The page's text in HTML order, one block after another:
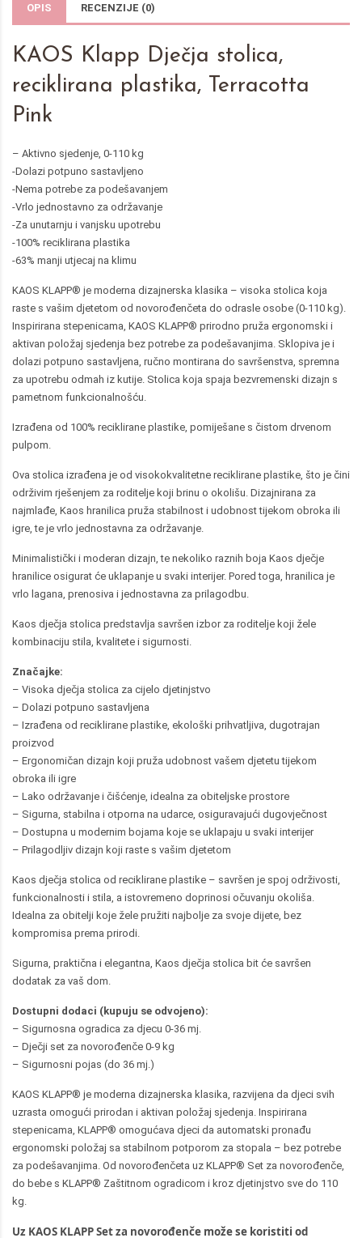
OPIS RECENZIJE (0)
KAOS Klapp Dječja stolica,
reciklirana plastika, Terracotta
Pink
– Aktivno sjedenje, 0-110 kg
-Dolazi potpuno sastavljeno
-Nema potrebe za podešavanjem
-Vrlo jednostavno za održavanje
-Za unutarnju i vanjsku upotrebu
-100% reciklirana plastika
-63% manji utjecaj na klimu
KAOS KLAPP® je moderna dizajnerska klasika – visoka stolica koja
raste s vašim djetetom od novorođenčeta do odrasle osobe (0-110 kg).
Inspirirana stepenicama, KAOS KLAPP® prirodno pruža ergonomski i
aktivan položaj sjedenja bez potrebe za podešavanjima. Sklopiva je i
dolazi potpuno sastavljena, ručno montirana do savršenstva, spremna
za upotrebu odmah iz kutije. Stolica koja spaja bezvremenski dizajn s
pametnom funkcionalnošću.
Izrađena od 100% reciklirane plastike, pomiješane s čistom drvenom
pulpom.
Ova stolica izrađena je od visokokvalitetne reciklirane plastike, što je čini
održivim rješenjem za roditelje koji brinu o okolišu. Dizajnirana za
najmlađe, Kaos hranilica pruža stabilnost i udobnost tijekom obroka ili
igre, te je vrlo jednostavna za održavanje.
Minimalistički i moderan dizajn, te nekoliko raznih boja Kaos dječje
hranilice osigurat će uklapanje u svaki interijer. Pored toga, hranilica je
vrlo lagana, prenosiva i jednostavna za prilagodbu.
Kaos dječja stolica predstavlja savršen izbor za roditelje koji žele
kombinaciju stila, kvalitete i sigurnosti.
Značajke:
– Visoka dječja stolica za cijelo djetinjstvo
– Dolazi potpuno sastavljena
– Izrađena od reciklirane plastike, ekološki prihvatljiva, dugotrajan
proizvod
– Ergonomičan dizajn koji pruža udobnost vašem djetetu tijekom
obroka ili igre
– Lako održavanje i čišćenje, idealna za obiteljske prostore
– Sigurna, stabilna i otporna na udarce, osiguravajući dugovječnost
– Dostupna u modernim bojama koje se uklapaju u svaki interijer
– Prilagodljiv dizajn koji raste s vašim djetetom
Kaos dječja stolica od reciklirane plastike – savršen je spoj održivosti,
funkcionalnosti i stila, a istovremeno doprinosi očuvanju okoliša.
Idealna za obitelji koje žele pružiti najbolje za svoje dijete, bez
kompromisa prema prirodi.
Sigurna, praktična i elegantna, Kaos dječja stolica bit će savršen
dodatak za vaš dom.
Dostupni dodaci (kupuju se odvojeno):
– Sigurnosna ogradica za djecu 0-36 mj.
– Dječji set za novorođenče 0-9 kg
– Sigurnosni pojas (do 36 mj.)
KAOS KLAPP® je moderna dizajnerska klasika, razvijena da djeci svih
uzrasta omogući prirodan i aktivan položaj sjedenja. Inspirirana
stepenicama, KLAPP® omogućava djeci da automatski pronađu
ergonomski položaj sa stabilnom potporom za stopala – bez potrebe
za podešavanjima. Od novorođenčeta uz KLAPP® Set za novorođenče,
do bebe s KLAPP® Zaštitnom ogradicom i kroz djetinjstvo sve do 110
kg.
Uz KAOS KLAPP Set za novorođenče može se koristiti od